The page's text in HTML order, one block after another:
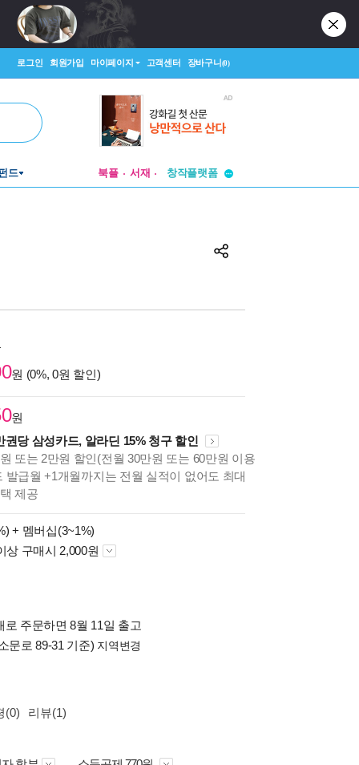
로그인 회원가입 마이페이지 고객센터 장바구니(0)
드 북플 서재
창작플랫폼
원 (0%, 0원 할인)
원
권당 삼성카드, 알라딘 15% 청구 할인
또는 2만원 할인(전월 30만원 또는 60만원 이용
발급월 +1개월까지는 전월 실적이 없어도 최대
제공
+ 멤버십(3~1%)
상 구매시 2,000원
로 주문하면 8월 11일 출고
문로 89-31 기준) 지역변경
(0) 리뷰(1)